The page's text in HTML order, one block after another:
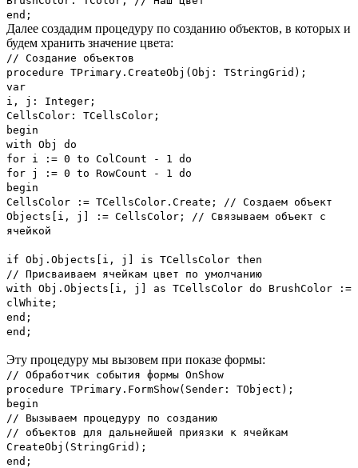
end;
Далее создадим процедуру по созданию объектов, в которых и
будем хранить значение цвета:
// Создание объектов
procedure TPrimary.CreateObj(Obj: TStringGrid);
var
i, j: Integer;
CellsColor: TCellsColor;
begin
with Obj do
for i := 0 to ColCount - 1 do
for j := 0 to RowCount - 1 do
begin
CellsColor := TCellsColor.Create; // Создаем объект
Objects[i, j] := CellsColor; // Связываем объект с
ячейкой
if Obj.Objects[i, j] is TCellsColor then
// Присваиваем ячейкам цвет по умолчанию
with Obj.Objects[i, j] as TCellsColor do BrushColor :=
clWhite;
end;
end;
Эту процедуру мы вызовем при показе формы:
// Обработчик события формы OnShow
procedure TPrimary.FormShow(Sender: TObject);
begin
// Вызываем процедуру по созданию
// объектов для дальнейшей приязки к ячейкам
CreateObj(StringGrid);
end;